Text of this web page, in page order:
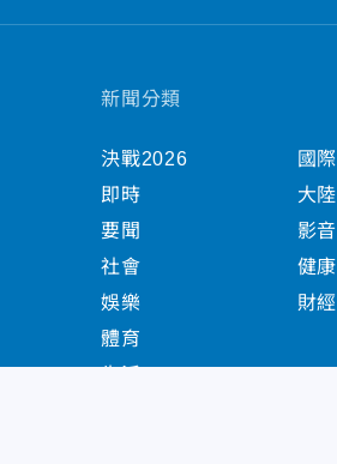
新聞分類
決戰2026
即時
要聞
社會
娛樂
體育
國際
大陸
影音
健康
財經